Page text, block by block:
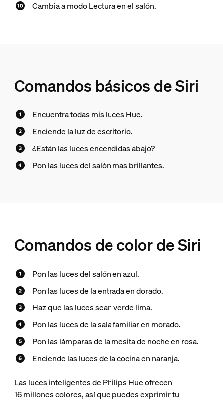
Cambia a modo Lectura en el salón.
Comandos básicos de Siri
Encuentra todas mis luces Hue.
Enciende la luz de escritorio.
¿Están las luces encendidas abajo?
Pon las luces del salón mas brillantes.
Comandos de color de Siri
Pon las luces del salón en azul.
Pon las luces de la entrada en dorado.
Haz que las luces sean verde lima.
Pon las luces de la sala familiar en morado.
Pon las lámparas de la mesita de noche en rosa.
Enciende las luces de la cocina en naranja.
Las luces inteligentes de Philips Hue ofrecen
16 millones colores, así que puedes exprimir tu